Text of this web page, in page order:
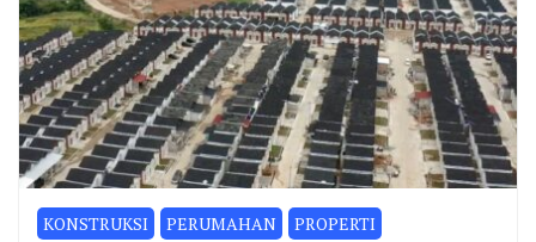
KONSTRUKSI PERUMAHAN PROPERTI